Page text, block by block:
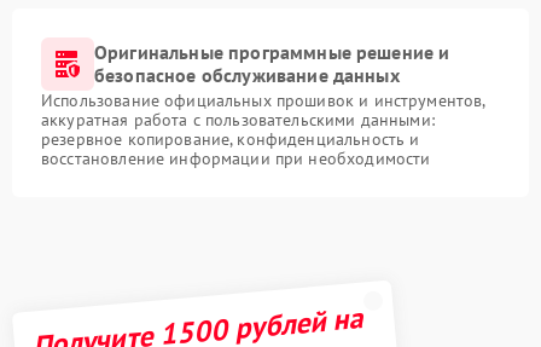
Оригинальные программные решение и
безопасное обслуживание данных
Использование официальных прошивок и инструментов,
аккуратная работа с пользовательскими данными:
резервное копирование, конфиденциальность и
восстановление информации при необходимости
Получите 1500 рублей на